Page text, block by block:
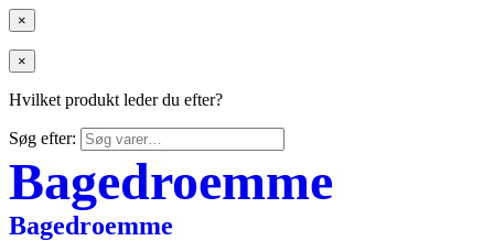
×
×
Hvilket produkt leder du efter?
Søg efter:
Bagedroemme
Bagedroemme